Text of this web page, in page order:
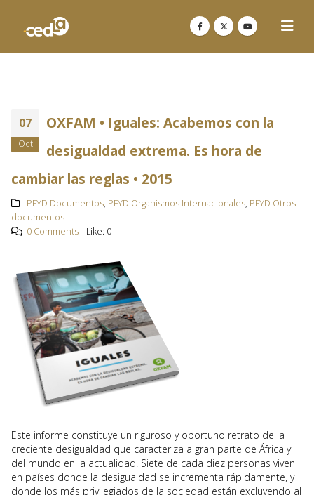
07
Oct
OXFAM • Iguales: Acabemos con la
desigualdad extrema. Es hora de
cambiar las reglas • 2015
PFYD Documentos, PFYD Organismos Internacionales, PFYD Otros
documentos
0 Comments
Like: 0
Este informe constituye un riguroso y oportuno retrato de la
creciente desigualdad que caracteriza a gran parte de África y
del mundo en la actualidad. Siete de cada diez personas viven
en países donde la desigualdad se incrementa rápidamente, y
donde los más privilegiados de la sociedad están excluyendo al